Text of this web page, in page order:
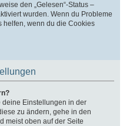
den „Gelesen“-Status –
wurden. Wenn du Probleme
helfen, wenn du die Cookies
deine Einstellungen in der
zu ändern, gehe in den
meist oben auf der Seite